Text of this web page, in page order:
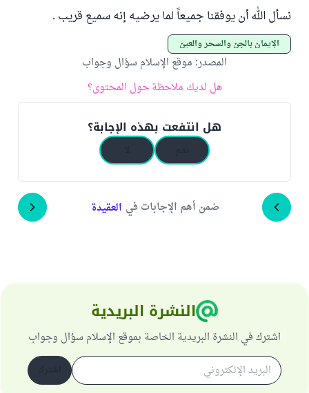
نسأل الله أن يوفقنا جميعاً لما يرضيه إنه سميع قريب .
الإيمان بالجن والسحر والعين
المصدر: موقع الإسلام سؤال وجواب
هل لديك ملاحظة حول المحتوى؟
هل انتفعت بهذه الإجابة؟
ضمن أهم الإجابات في العقيدة
النشرة البريدية
اشترك في النشرة البريدية الخاصة بموقع الإسلام سؤال وجواب